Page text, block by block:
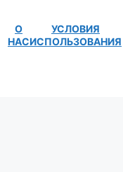
О
НАС
УСЛОВИЯ
ИСПОЛЬЗОВАНИЯ